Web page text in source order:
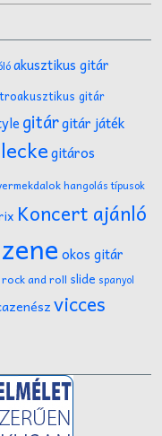
akusztikus gitár
gitár
gitárgitár játék
gitáros
hangolás típusok
Koncert ajánló
okos gitár
rock and roll slide spanyol
vicces